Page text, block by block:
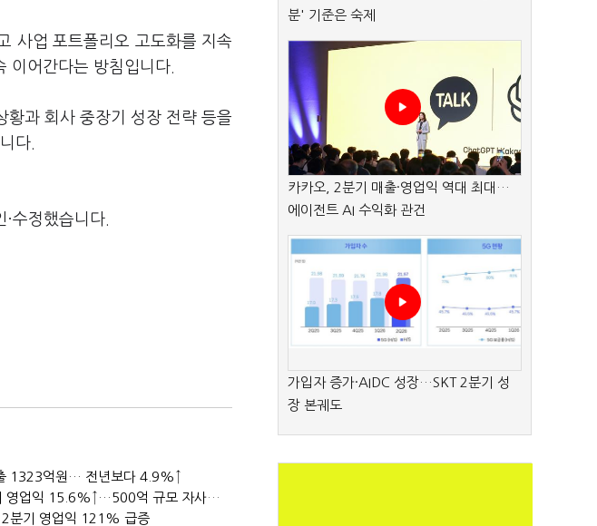
사업 포트폴리오 고도화를 지속
이어간다는 방침입니다.
황과 회사 중장기 성장 전략 등을
다.
수정했습니다.
1323억원… 전년보다 4.9%↑
현대지에프홀딩스, 2분기 영업익 15.6%↑…500억 규모 자사주 매입
2분기 영업익 121% 급증
분' 기준은 숙제
카카오, 2분기 매출·영업익 역대 최대…
에이전트 AI 수익화 관건
가입자 증가·AIDC 성장…SKT 2분기 성
장 본궤도